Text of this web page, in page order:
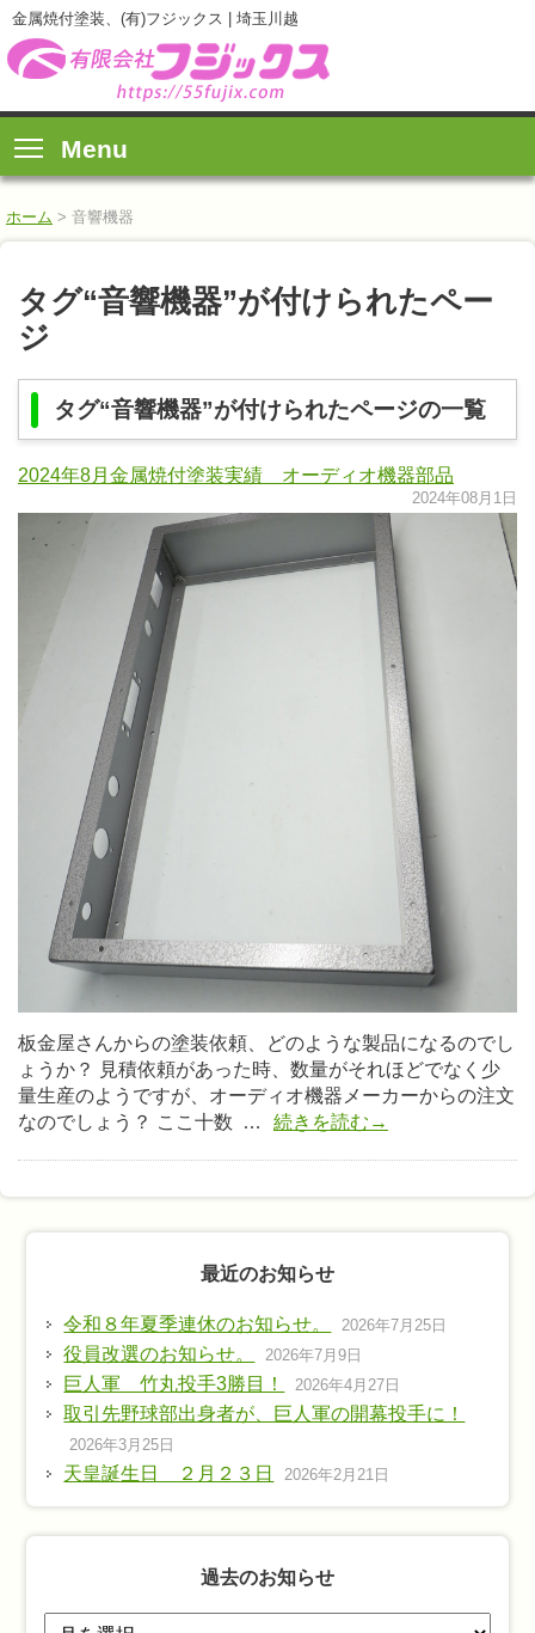
金属焼付塗装、(有)フジックス | 埼玉川越
Menu
ホーム > 音響機器
タグ“音響機器”が付けられたペー
ジ
タグ“音響機器”が付けられたページの一覧
2024年8月金属焼付塗装実績 オーディオ機器部品
2024年08月1日
板金屋さんからの塗装依頼、どのような製品になるのでし
ょうか？ 見積依頼があった時、数量がそれほどでなく少
量生産のようですが、オーディオ機器メーカーからの注文
なのでしょう？ ここ十数 …
続きを読む→
最近のお知らせ
令和８年夏季連休のお知らせ。 2026年7月25日
役員改選のお知らせ。 2026年7月9日
巨人軍 竹丸投手3勝目！ 2026年4月27日
取引先野球部出身者が、巨人軍の開幕投手に！
2026年3月25日
天皇誕生日 ２月２３日 2026年2月21日
過去のお知らせ